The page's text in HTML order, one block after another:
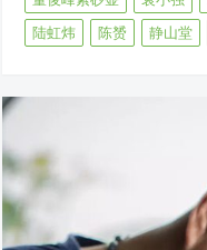
陆虹炜
陈赟 静山堂